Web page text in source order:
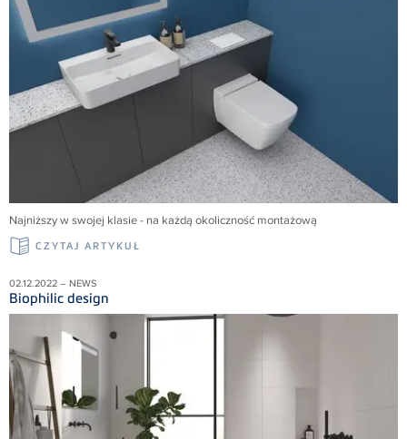
Najniższy w swojej klasie - na każdą okoliczność montażową
CZYTAJ ARTYKUŁ
02.12.2022 – NEWS
Biophilic design